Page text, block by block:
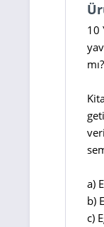
10
a)
b)
c)